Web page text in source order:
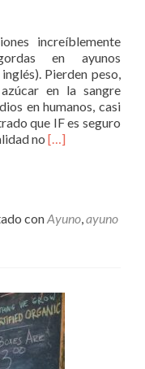
increíblemente
en ayunos
Pierden peso,
en la sangre
en humanos, casi
que IF es seguro
no Leer
[…]
conAyuno,ayuno